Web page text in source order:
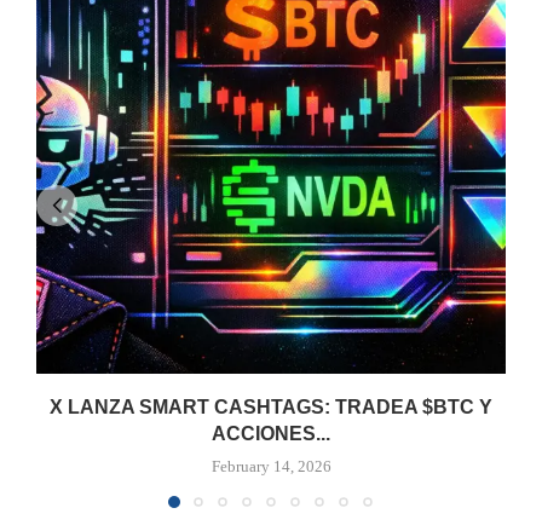
X LANZA SMART CASHTAGS: TRADEA $BTC Y
ACCIONES...
February 14, 2026